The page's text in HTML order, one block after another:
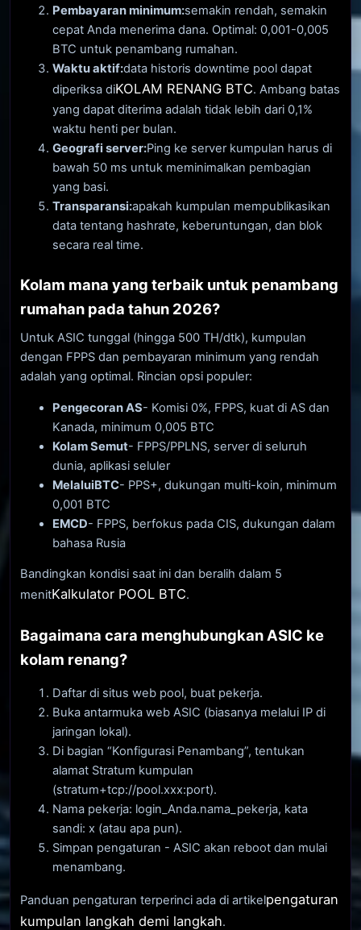
Pembayaran minimum:semakin rendah, semakin
cepat Anda menerima dana. Optimal: 0,001-0,005
BTC untuk penambang rumahan.
Waktu aktif:data historis downtime pool dapat
diperiksa diKOLAM RENANG BTC. Ambang batas
yang dapat diterima adalah tidak lebih dari 0,1%
waktu henti per bulan.
Geografi server:Ping ke server kumpulan harus di
bawah 50 ms untuk meminimalkan pembagian
yang basi.
Transparansi:apakah kumpulan mempublikasikan
data tentang hashrate, keberuntungan, dan blok
secara real time.
Kolam mana yang terbaik untuk penambang
rumahan pada tahun 2026?
Untuk ASIC tunggal (hingga 500 TH/dtk), kumpulan
dengan FPPS dan pembayaran minimum yang rendah
adalah yang optimal. Rincian opsi populer:
Pengecoran AS- Komisi 0%, FPPS, kuat di AS dan
Kanada, minimum 0,005 BTC
Kolam Semut- FPPS/PPLNS, server di seluruh
dunia, aplikasi seluler
MelaluiBTC- PPS+, dukungan multi-koin, minimum
0,001 BTC
EMCD- FPPS, berfokus pada CIS, dukungan dalam
bahasa Rusia
Bandingkan kondisi saat ini dan beralih dalam 5
menitKalkulator POOL BTC.
Bagaimana cara menghubungkan ASIC ke
kolam renang?
Daftar di situs web pool, buat pekerja.
Buka antarmuka web ASIC (biasanya melalui IP di
jaringan lokal).
Di bagian “Konfigurasi Penambang”, tentukan
alamat Stratum kumpulan
(stratum+tcp://pool.xxx:port).
Nama pekerja: login_Anda.nama_pekerja, kata
sandi: x (atau apa pun).
Simpan pengaturan - ASIC akan reboot dan mulai
menambang.
Panduan pengaturan terperinci ada di artikelpengaturan
kumpulan langkah demi langkah.